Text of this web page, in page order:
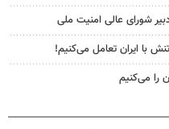
شورای عالی امنیت ملی
با ایران تعامل می‌کنیم!
را می‌کنیم